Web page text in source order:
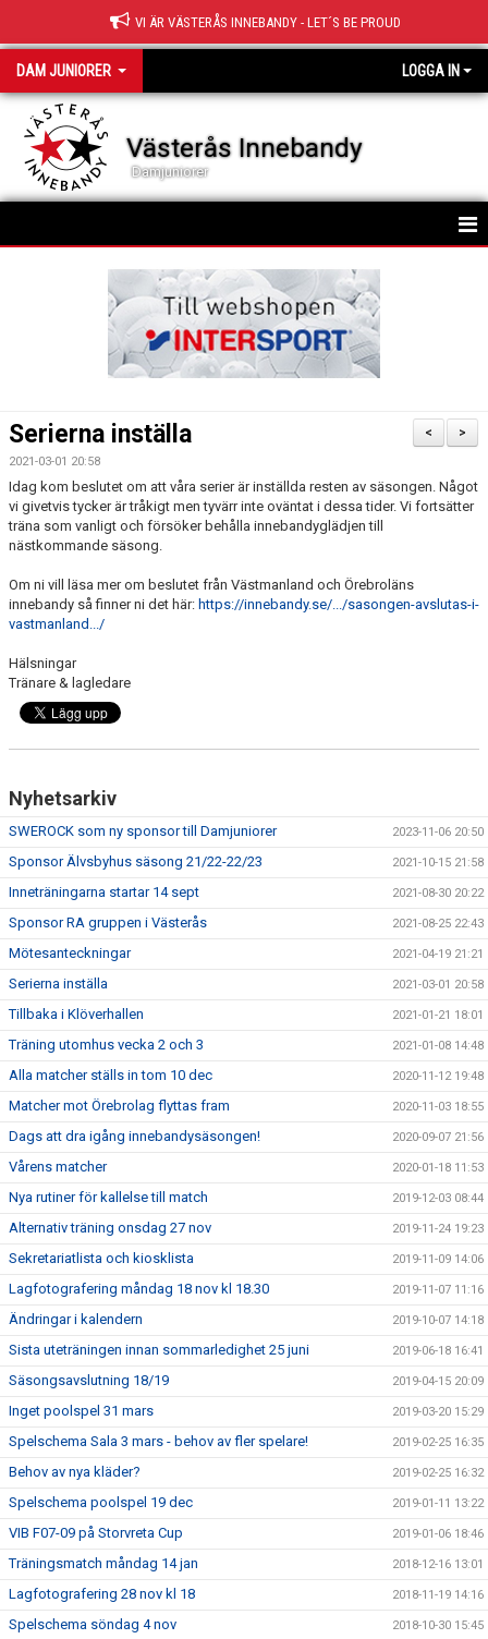
VI ÄR VÄSTERÅS INNEBANDY - LET´S BE PROUD
DAM JUNIORER LOGGA IN
Västerås Innebandy
Damjuniorer
MATCHER
DOKUMENT
>
<
Serierna inställa
2021-03-01 20:58
Idag kom beslutet om att våra serier är inställda resten av säsongen. Något
vi givetvis tycker är tråkigt men tyvärr inte oväntat i dessa tider. Vi fortsätter
träna som vanligt och försöker behålla innebandyglädjen till
nästkommande säsong.
Om ni vill läsa mer om beslutet från Västmanland och Örebroläns
innebandy så finner ni det här: https://innebandy.se/.../sasongen-avslutas-i-
vastmanland.../
Hälsningar
Tränare & lagledare
Nyhetsarkiv
SWEROCK som ny sponsor till Damjuniorer 2023-11-06 20:50
Sponsor Älvsbyhus säsong 21/22-22/23 2021-10-15 21:58
Inneträningarna startar 14 sept 2021-08-30 20:22
Sponsor RA gruppen i Västerås 2021-08-25 22:43
Mötesanteckningar 2021-04-19 21:21
Serierna inställa 2021-03-01 20:58
Tillbaka i Klöverhallen 2021-01-21 18:01
Träning utomhus vecka 2 och 3 2021-01-08 14:48
Alla matcher ställs in tom 10 dec 2020-11-12 19:48
Matcher mot Örebrolag flyttas fram 2020-11-03 18:55
Dags att dra igång innebandysäsongen! 2020-09-07 21:56
Vårens matcher 2020-01-18 11:53
Nya rutiner för kallelse till match 2019-12-03 08:44
Alternativ träning onsdag 27 nov 2019-11-24 19:23
Sekretariatlista och kiosklista 2019-11-09 14:06
Lagfotografering måndag 18 nov kl 18.30 2019-11-07 11:16
Ändringar i kalendern 2019-10-07 14:18
Sista uteträningen innan sommarledighet 25 juni 2019-06-18 16:41
Säsongsavslutning 18/19 2019-04-15 20:09
Inget poolspel 31 mars 2019-03-20 15:29
Spelschema Sala 3 mars - behov av fler spelare! 2019-02-25 16:35
Behov av nya kläder? 2019-02-25 16:32
Spelschema poolspel 19 dec 2019-01-11 13:22
VIB F07-09 på Storvreta Cup 2019-01-06 18:46
Träningsmatch måndag 14 jan 2018-12-16 13:01
Lagfotografering 28 nov kl 18 2018-11-19 14:16
Spelschema söndag 4 nov 2018-10-30 15:45